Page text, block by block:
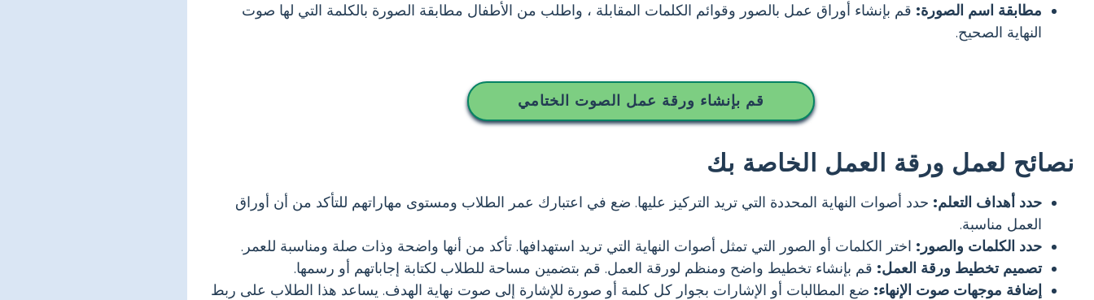
مطابقة اسم الصورة: قم بإنشاء أوراق عمل بالصور وقوائم الكلمات المقابلة ، واطلب من الأطفال مطابقة الصورة بالكلمة التي لها صوت
النهاية الصحيح.
قم بإنشاء ورقة عمل الصوت الختامي
نصائح لعمل ورقة العمل الخاصة بك
حدد أهداف التعلم: حدد أصوات النهاية المحددة التي تريد التركيز عليها. ضع في اعتبارك عمر الطلاب ومستوى مهاراتهم للتأكد من أن أوراق
العمل مناسبة.
حدد الكلمات والصور: اختر الكلمات أو الصور التي تمثل أصوات النهاية التي تريد استهدافها. تأكد من أنها واضحة وذات صلة ومناسبة للعمر.
تصميم تخطيط ورقة العمل: قم بإنشاء تخطيط واضح ومنظم لورقة العمل. قم بتضمين مساحة للطلاب لكتابة إجاباتهم أو رسمها.
إضافة موجهات صوت الإنهاء: ضع المطالبات أو الإشارات بجوار كل كلمة أو صورة للإشارة إلى صوت نهاية الهدف. يساعد هذا الطلاب على ربط